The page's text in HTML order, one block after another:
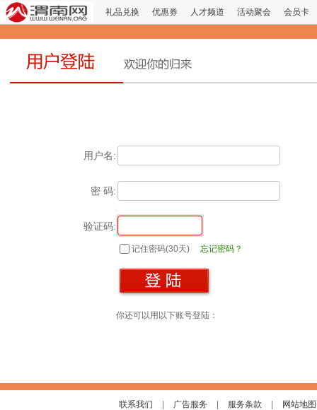
礼品兑换 优惠券 人才频道 活动聚会 会员卡
用户名:
密 码:
验证码:
记住密码(30天) 忘记密码？
你还可以用以下账号登陆：
联系我们 广告服务 服务条款 网站地图